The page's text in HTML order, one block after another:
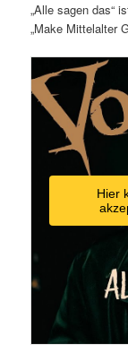
„Alle sagen das“
„Make Mittelalter
Hier